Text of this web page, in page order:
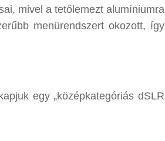
mivel a tetőlemezt alumíniumra
menürendszert okozott, így
egy „középkategóriás dSLR